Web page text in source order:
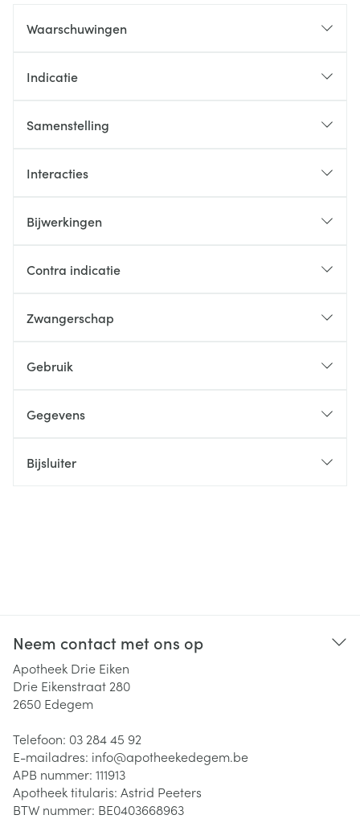
Waarschuwingen
Indicatie
Samenstelling
Interacties
Bijwerkingen
Contra indicatie
Zwangerschap
Gebruik
Gegevens
Bijsluiter
Neem contact met ons op
Apotheek Drie Eiken
Drie Eikenstraat 280
2650 Edegem
Telefoon: 03 284 45 92
E-mailadres: info@apotheekedegem.be
APB nummer: 111913
Apotheek titularis: Astrid Peeters
BTW nummer: BE0403668963